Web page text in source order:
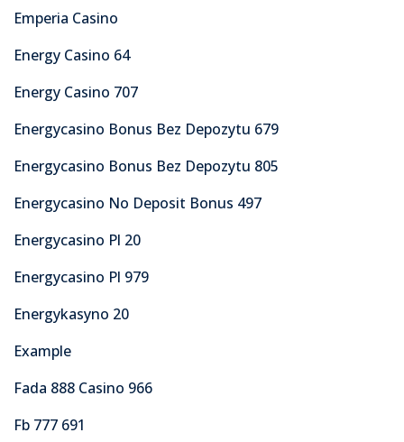
Emperia Casino
Energy Casino 64
Energy Casino 707
Energycasino Bonus Bez Depozytu 679
Energycasino Bonus Bez Depozytu 805
Energycasino No Deposit Bonus 497
Energycasino Pl 20
Energycasino Pl 979
Energykasyno 20
Example
Fada 888 Casino 966
Fb 777 691